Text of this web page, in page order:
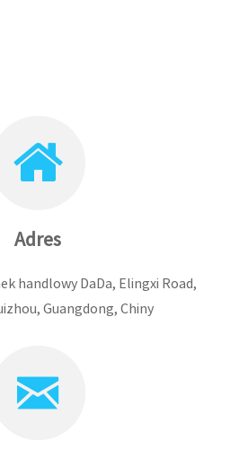
Adres
handlowy DaDa, Elingxi Road,
Guangdong, Chiny